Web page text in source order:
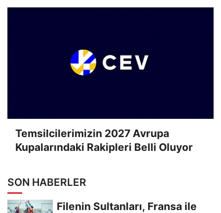
Temsilcilerimizin 2027 Avrupa
Kupalarındaki Rakipleri Belli Oluyor
SON HABERLER
Filenin Sultanları, Fransa ile